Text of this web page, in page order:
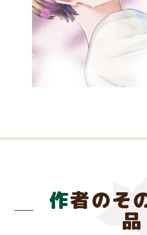
作者のその他の作
品